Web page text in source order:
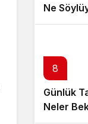
Ne
8
Günlük
Neler